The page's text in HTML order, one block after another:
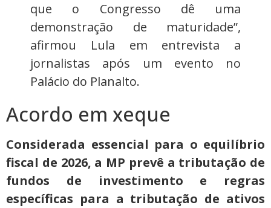
que o Congresso dê uma
demonstração de maturidade”,
afirmou Lula em entrevista a
jornalistas após um evento no
Palácio do Planalto.
Acordo em xeque
Considerada essencial para o equilíbrio
fiscal de 2026, a MP prevê a tributação de
fundos de investimento e regras
específicas para a tributação de ativos